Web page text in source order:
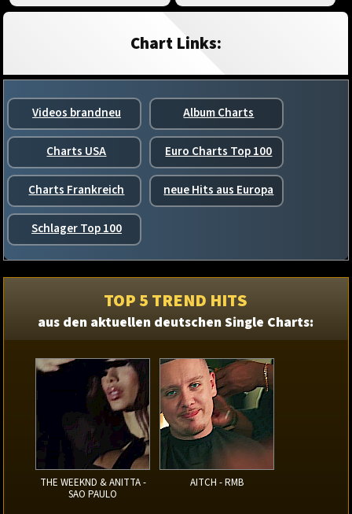
Chart Links:
Videos brandneu Album Charts
Charts USA Euro Charts Top 100
Charts Frankreich neue Hits aus Europa
Schlager Top 100
TOP 5 TREND HITS
aus den aktuellen deutschen Single Charts:
THE WEEKND & ANITTA -
SAO PAULO
AITCH - RMB